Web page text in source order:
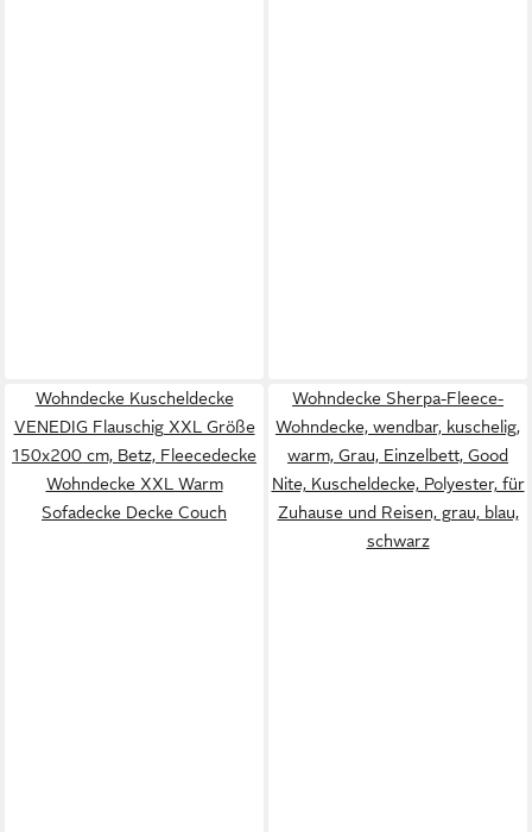
Wohndecke Kuscheldecke
VENEDIG Flauschig XXL Größe
150x200 cm, Betz, Fleecedecke
Wohndecke XXL Warm
Sofadecke Decke Couch
Wohndecke Sherpa-Fleece-
Wohndecke, wendbar, kuschelig,
warm, Grau, Einzelbett, Good
Nite, Kuscheldecke, Polyester, für
Zuhause und Reisen, grau, blau,
schwarz